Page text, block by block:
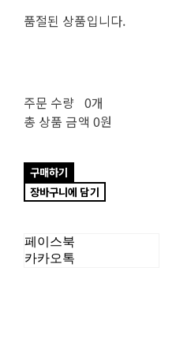
품절된 상품입니다.
주문 수량 0개
총 상품 금액 0원
구매하기
장바구니에 담기
페이스북
카카오톡